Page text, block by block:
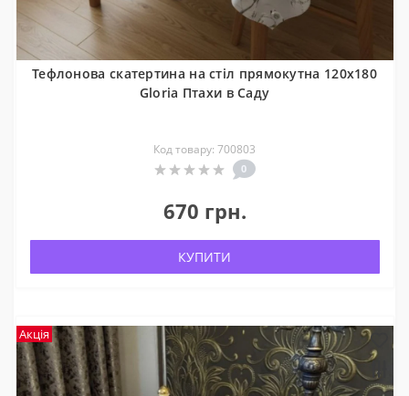
Тефлонова скатертина на стіл прямокутна 120x180
Gloria Птахи в Саду
Код товару: 700803
0
670 грн.
КУПИТИ
Акція